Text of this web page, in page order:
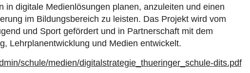
in digitale Medienlösungen planen, anzuleiten und einen
im Bildungsbereich zu leisten. Das Projekt wird vom
und Sport gefördert und in Partnerschaft mit dem
Lehrplanentwicklung und Medien entwickelt.
schule/medien/digitalstrategie_thueringer_schule-dits.pdf